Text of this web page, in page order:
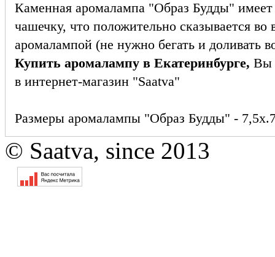
Каменная аромалампа "Образ Будды" имеет
чашечку, что положительно сказывается во
аромалампой (не нужно бегать и доливать
Купить аромалампу в Екатеринбурге, Вы
в интернет-магазин "Saatva"
Размеры аромалампы "Образ Будды" -
© Saatva, since 2013